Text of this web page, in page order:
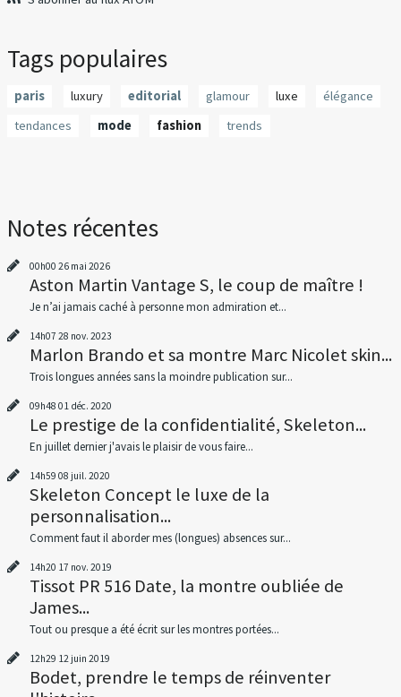
Tags populaires
paris luxury editorial glamour luxe
élégance
tendances
mode fashion trends
Notes récentes
00h00 26 mai 2026
Aston Martin Vantage S, le coup de maître !
Je n’ai jamais caché à personne mon admiration et...
14h07 28 nov. 2023
Marlon Brando et sa montre Marc Nicolet skin...
Trois longues années sans la moindre publication sur...
09h48 01 déc. 2020
Le prestige de la confidentialité, Skeleton...
En juillet dernier j'avais le plaisir de vous faire...
14h59 08 juil. 2020
Skeleton Concept le luxe de la
personnalisation...
Comment faut il aborder mes (longues) absences sur...
14h20 17 nov. 2019
Tissot PR 516 Date, la montre oubliée de
James...
Tout ou presque a été écrit sur les montres portées...
12h29 12 juin 2019
Bodet, prendre le temps de réinventer